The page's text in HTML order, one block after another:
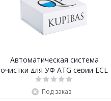
Автоматическая система
очистки для УФ ATG серии ECL
Под заказ